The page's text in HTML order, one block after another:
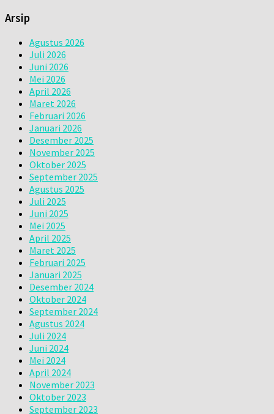
Arsip
Agustus 2026
Juli 2026
Juni 2026
Mei 2026
April 2026
Maret 2026
Februari 2026
Januari 2026
Desember 2025
November 2025
Oktober 2025
September 2025
Agustus 2025
Juli 2025
Juni 2025
Mei 2025
April 2025
Maret 2025
Februari 2025
Januari 2025
Desember 2024
Oktober 2024
September 2024
Agustus 2024
Juli 2024
Juni 2024
Mei 2024
April 2024
November 2023
Oktober 2023
September 2023